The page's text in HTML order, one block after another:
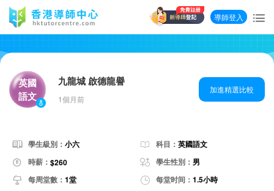
導師登入
英國
語文
九龍城 啟德龍譽
1個月前
加進精選比較
學生級別： 小六 科目： 英國語文
時薪： $260 學生性別： 男
每周堂數： 1堂 每堂时间： 1.5小時